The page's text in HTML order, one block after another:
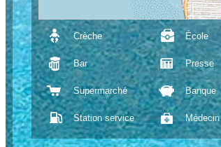
Crèche École
Bar Presse
Supermarché Banque
Station service Médecin